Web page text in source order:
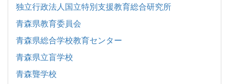
独立行政法人国立特別支援教育総合研究所
青森県教育委員会
青森県総合学校教育センター
青森県立盲学校
青森聾学校